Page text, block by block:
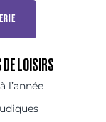
LOISIRS
l’année